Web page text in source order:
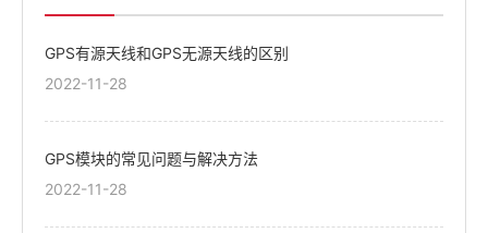
GPS有源天线和GPS无源天线的区别
2022-11-28
GPS模块的常见问题与解决方法
2022-11-28